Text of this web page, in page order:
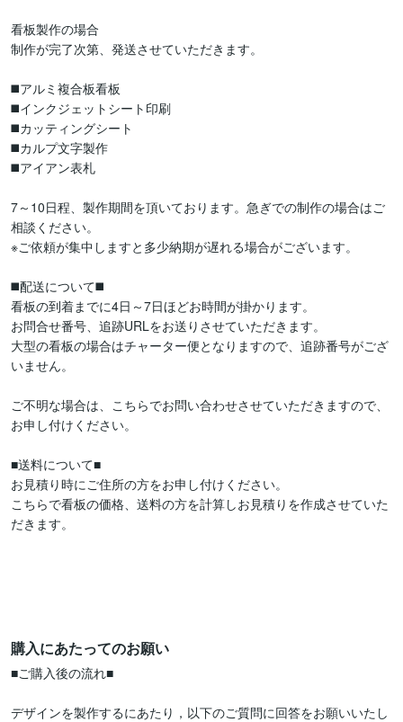
看板製作の場合
制作が完了次第、発送させていただきます。
◼️アルミ複合板看板
◼️インクジェットシート印刷
◼️カッティングシート
◼️カルプ文字製作
◼️アイアン表札
7～10日程、製作期間を頂いております。急ぎでの制作の場合はご
相談ください。
※ご依頼が集中しますと多少納期が遅れる場合がございます。
◼️配送について◼️
看板の到着までに4日～7日ほどお時間が掛かります。
お問合せ番号、追跡URLをお送りさせていただきます。
大型の看板の場合はチャーター便となりますので、追跡番号がござ
いません。
ご不明な場合は、こちらでお問い合わせさせていただきますので、
お申し付けください。
■送料について■
お見積り時にご住所の方をお申し付けください。
こちらで看板の価格、送料の方を計算しお見積りを作成させていた
だきます。
購入にあたってのお願い
■ご購入後の流れ■
デザインを製作するにあたり，以下のご質問に回答をお願いいたし